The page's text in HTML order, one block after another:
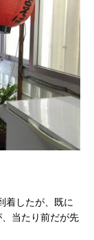
着したが、既に
当たり前だが先